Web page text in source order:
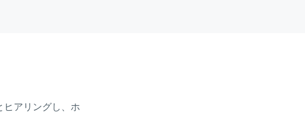
ヒアリングし、ホ